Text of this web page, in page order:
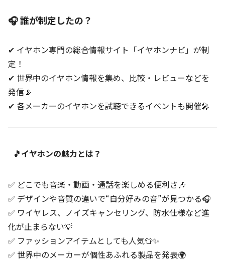
🎧 誰が制定したの？
✔ イヤホン専門の総合情報サイト「イヤホンナビ」が制
定！
✔ 世界中のイヤホン情報を集め、比較・レビューなどを
発信📡
✔ 各メーカーのイヤホンを試聴できるイベントも開催🎤
🎵イヤホンの魅力とは？
✅ どこでも音楽・動画・通話を楽しめる便利さ🎶
✅ デザインや音質の違いで“自分好みの音”が見つかる🎧
✅ ワイヤレス、ノイズキャンセリング、防水仕様など進
化が止まらない💡
✅ ファッションアイテムとしても人気👕✨
✅ 世界中のメーカーが個性あふれる製品を発表🌍